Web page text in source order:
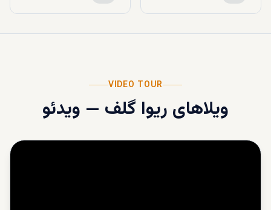
VIDEO TOUR
ویلاهای ریوا گلف — ویدئو